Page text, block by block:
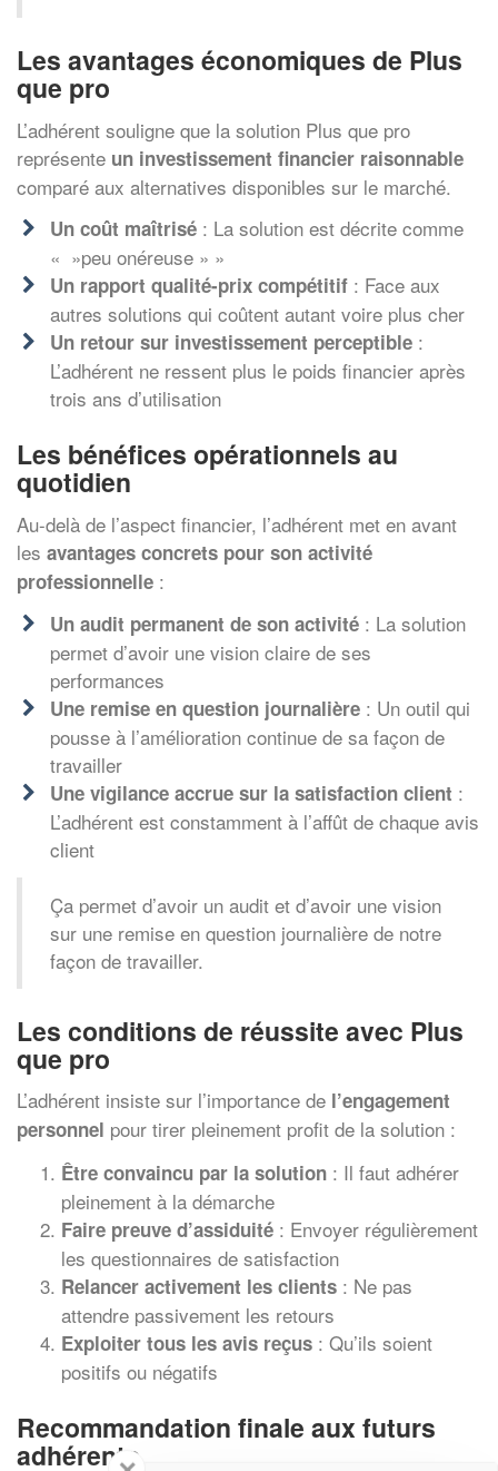
Les avantages économiques de Plus
que pro
L’adhérent souligne que la solution Plus que pro
représente un investissement financier raisonnable
comparé aux alternatives disponibles sur le marché.
Un coût maîtrisé : La solution est décrite comme
« »peu onéreuse » »
Un rapport qualité-prix compétitif : Face aux
autres solutions qui coûtent autant voire plus cher
Un retour sur investissement perceptible :
L’adhérent ne ressent plus le poids financier après
trois ans d’utilisation
Les bénéfices opérationnels au
quotidien
Au-delà de l’aspect financier, l’adhérent met en avant
les avantages concrets pour son activité
professionnelle :
Un audit permanent de son activité : La solution
permet d’avoir une vision claire de ses
performances
Une remise en question journalière : Un outil qui
pousse à l’amélioration continue de sa façon de
travailler
Une vigilance accrue sur la satisfaction client :
L’adhérent est constamment à l’affût de chaque avis
client
Ça permet d’avoir un audit et d’avoir une vision
sur une remise en question journalière de notre
façon de travailler.
Les conditions de réussite avec Plus
que pro
L’adhérent insiste sur l’importance de l’engagement
personnel pour tirer pleinement profit de la solution :
Être convaincu par la solution : Il faut adhérer
pleinement à la démarche
Faire preuve d’assiduité : Envoyer régulièrement
les questionnaires de satisfaction
Relancer activement les clients : Ne pas
attendre passivement les retours
Exploiter tous les avis reçus : Qu’ils soient
positifs ou négatifs
Recommandation finale aux futurs
adhérents